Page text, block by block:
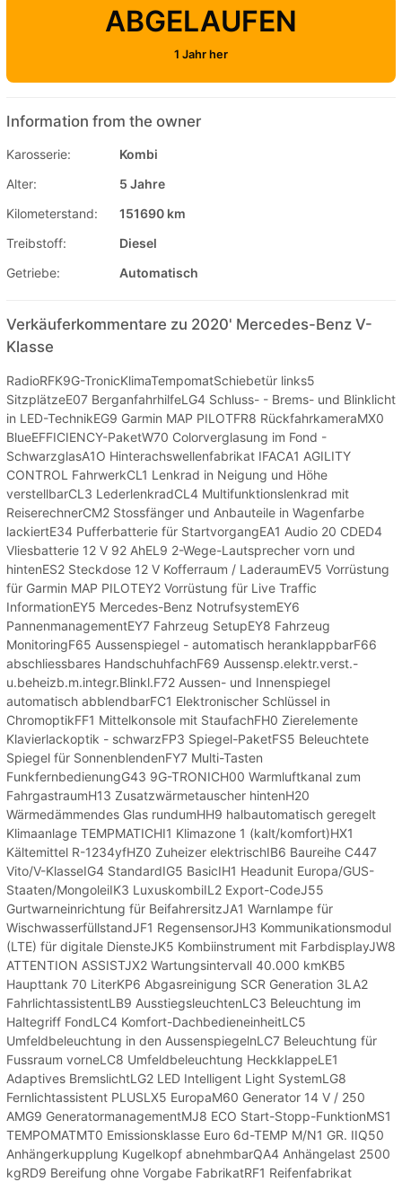
ABGELAUFEN
1 Jahr her
Information from the owner
Karosserie:
Kombi
Alter:
5 Jahre
Kilometerstand:
151690 km
Treibstoff:
Diesel
Getriebe:
Automatisch
Verkäuferkommentare zu 2020' Mercedes-Benz V-
Klasse
RadioRFK9G-TronicKlimaTempomatSchiebetür links5
SitzplätzeE07 BerganfahrhilfeLG4 Schluss- - Brems- und Blinklicht
in LED-TechnikEG9 Garmin MAP PILOTFR8 RückfahrkameraMX0
BlueEFFICIENCY-PaketW70 Colorverglasung im Fond -
SchwarzglasA1O Hinterachswellenfabrikat IFACA1 AGILITY
CONTROL FahrwerkCL1 Lenkrad in Neigung und Höhe
verstellbarCL3 LederlenkradCL4 Multifunktionslenkrad mit
ReiserechnerCM2 Stossfänger und Anbauteile in Wagenfarbe
lackiertE34 Pufferbatterie für StartvorgangEA1 Audio 20 CDED4
Vliesbatterie 12 V 92 AhEL9 2-Wege-Lautsprecher vorn und
hintenES2 Steckdose 12 V Kofferraum / LaderaumEV5 Vorrüstung
für Garmin MAP PILOTEY2 Vorrüstung für Live Traffic
InformationEY5 Mercedes-Benz NotrufsystemEY6
PannenmanagementEY7 Fahrzeug SetupEY8 Fahrzeug
MonitoringF65 Aussenspiegel - automatisch heranklappbarF66
abschliessbares HandschuhfachF69 Aussensp.elektr.verst.-
u.beheizb.m.integr.Blinkl.F72 Aussen- und Innenspiegel
automatisch abblendbarFC1 Elektronischer Schlüssel in
ChromoptikFF1 Mittelkonsole mit StaufachFH0 Zierelemente
Klavierlackoptik - schwarzFP3 Spiegel-PaketFS5 Beleuchtete
Spiegel für SonnenblendenFY7 Multi-Tasten
FunkfernbedienungG43 9G-TRONICH00 Warmluftkanal zum
FahrgastraumH13 Zusatzwärmetauscher hintenH20
Wärmedämmendes Glas rundumHH9 halbautomatisch geregelt
Klimaanlage TEMPMATICHI1 Klimazone 1 (kalt/komfort)HX1
Kältemittel R-1234yfHZ0 Zuheizer elektrischIB6 Baureihe C447
Vito/V-KlasseIG4 StandardIG5 BasicIH1 Headunit Europa/GUS-
Staaten/MongoleiIK3 LuxuskombiIL2 Export-CodeJ55
Gurtwarneinrichtung für BeifahrersitzJA1 Warnlampe für
WischwasserfüllstandJF1 RegensensorJH3 Kommunikationsmodul
(LTE) für digitale DiensteJK5 Kombiinstrument mit FarbdisplayJW8
ATTENTION ASSISTJX2 Wartungsintervall 40.000 kmKB5
Haupttank 70 LiterKP6 Abgasreinigung SCR Generation 3LA2
FahrlichtassistentLB9 AusstiegsleuchtenLC3 Beleuchtung im
Haltegriff FondLC4 Komfort-DachbedieneinheitLC5
Umfeldbeleuchtung in den AussenspiegelnLC7 Beleuchtung für
Fussraum vorneLC8 Umfeldbeleuchtung HeckklappeLE1
Adaptives BremslichtLG2 LED Intelligent Light SystemLG8
Fernlichtassistent PLUSLX5 EuropaM60 Generator 14 V / 250
AMG9 GeneratormanagementMJ8 ECO Start-Stopp-FunktionMS1
TEMPOMATMT0 Emissionsklasse Euro 6d-TEMP M/N1 GR. IIQ50
Anhängerkupplung Kugelkopf abnehmbarQA4 Anhängelast 2500
kgRD9 Bereifung ohne Vorgabe FabrikatRF1 Reifenfabrikat